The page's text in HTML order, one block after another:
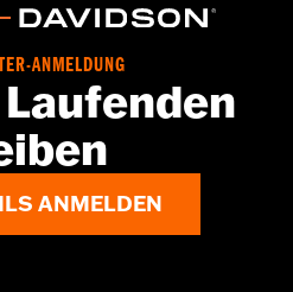
ANMELDUNG
ANMELDEN